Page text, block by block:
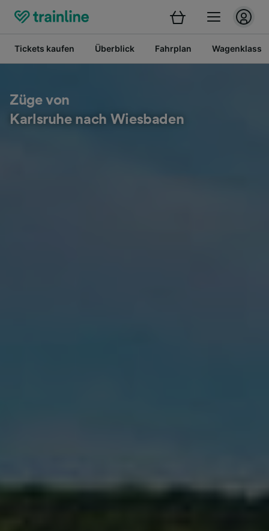
Tickets kaufen Überblick Fahrplan
Züge von
Karlsruhe nach Wiesbaden